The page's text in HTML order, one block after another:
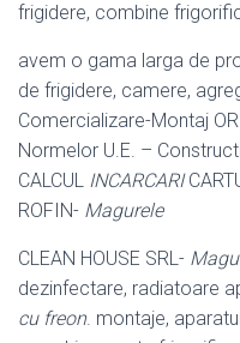
frigidere, combine
avem o gama larga de
de frigidere, camere,
Comercializare-Montaj
Normelor U.E. –
CALCUL INCARCARI
ROFIN- Magurele
CLEAN HOUSE SRL-
dezinfectare, radiatoare
cu freon. montaje,